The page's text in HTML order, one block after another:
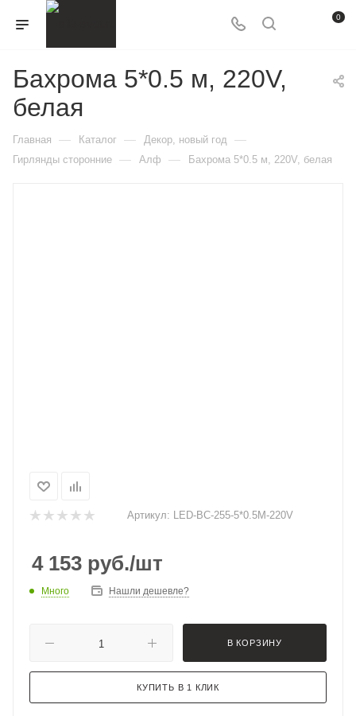
0
Бахрома 5*0.5 м, 220V,
белая
Главная — Каталог — Декор, новый год —
Гирлянды сторонние — Алф — Бахрома 5*0.5 м, 220V, белая
Артикул: LED-BC-255-5*0.5M-220V
4 153 руб./шт
Много Нашли дешевле?
В КОРЗИНУ
КУПИТЬ В 1 КЛИК